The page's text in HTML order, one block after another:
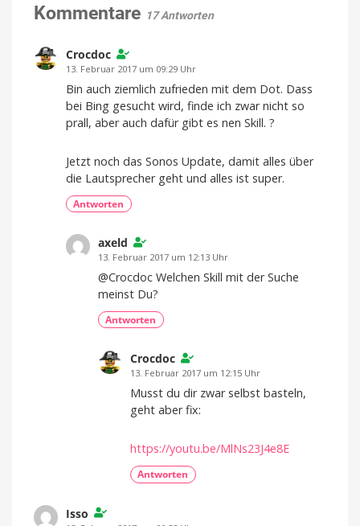
Kommentare 17 Antworten
Crocdoc
13. Februar 2017 um 09:29 Uhr
Bin auch ziemlich zufrieden mit dem Dot. Dass
bei Bing gesucht wird, finde ich zwar nicht so
prall, aber auch dafür gibt es nen Skill. ?
Jetzt noch das Sonos Update, damit alles über
die Lautsprecher geht und alles ist super.
Antworten
axeld
13. Februar 2017 um 12:13 Uhr
@Crocdoc Welchen Skill mit der Suche
meinst Du?
Antworten
Crocdoc
13. Februar 2017 um 12:15 Uhr
Musst du dir zwar selbst basteln,
geht aber fix:
https://youtu.be/MlNs23J4e8E
Antworten
Isso